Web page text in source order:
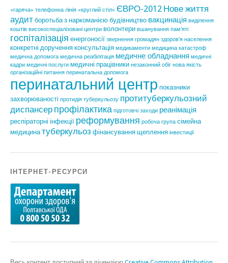
«гаряча» телефонна лінія «круглий стіл» ЄВРО-2012 Нове життя
аудит боротьба з наркоманією будівництво вакцинація виділення
коштів високоспеціалізовані центри волонтери вшанування пам'яті
госпіталізація енергоносії звернення громадян здоров'я населення
конкретні доручення консультація медикаменти медицина катастроф
медична допомога медична реабілітація медичне обладнання медичні
кадри медичні послуги медичні працівники незаконний обіг нова якість
організаційні питання перинатальна допомога
перинатальний центр показники
захворюваності протидія туберкульозу протитуберкульозний
диспансер профілактика підготовчі заходи реанімація
респіраторні інфекції реформування робоча група сімейна
медицина туберкульоз фінансування щеплення інвестиції
ІНТЕРНЕТ-РЕСУРСИ